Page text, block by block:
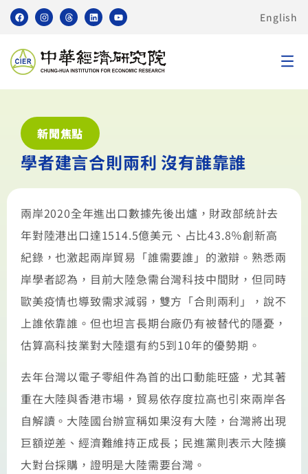
English
新聞焦點
學者建言合則兩利 沒有誰靠誰
兩岸2020全年進出口數據先後出爐，財政部統計去
年對陸港出口達1514.5億美元、占比43.8％創新高
紀錄，也激起兩岸貿易「誰需要誰」的激辯。熟悉兩
岸學者認為，目前大陸急需台灣科技中間財，但同時
歐美疫情也導致需求減弱，雙方「合則兩利」，說不
上誰依靠誰。但也坦言長期台廠仍有被替代的隱憂，
估算高科技業對大陸還有約5到10年的優勢期。
去年台灣以電子零組件為首的出口動能旺盛，尤其著
重在大陸與香港市場，貿易依存度拉高也引來兩岸各
自解讀。大陸國台辦宣稱如果沒有大陸，台灣將出現
巨額逆差、經濟難維持正成長；民進黨則表示大陸擴
大對台採購，證明是大陸需要台灣。